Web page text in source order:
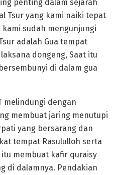
penting dalam sejarah
Tsur yang kami naiki tepat
sudah mengunjungi
adalah Gua tempat
dongeng, Saat itu
di dalam gua
melindungi dengan
membuat jaring menutupi
yang bersarang dan
tempat Rasululloh serta
membuat kafir quraisy
di dalamnya. Pendakian